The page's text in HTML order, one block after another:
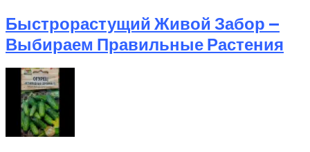
Быстрорастущий Живой Забор —
Выбираем Правильные Растения